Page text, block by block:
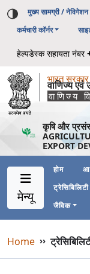
मुख्य सामग्री / नेविगेशन
कर्मचारी कॉर्नर
हेल्पडेस्क सहायता नंबर
भारत सरकार
वाणिज्य एवं
वाणिज्य
कृषि और
EXPORT
मेन्यू
Main
Main
होम
जैविक
Home ››